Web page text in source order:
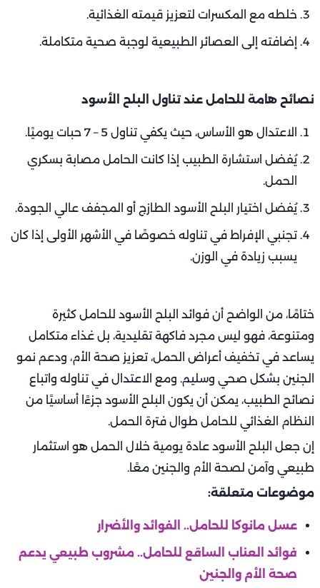
خلطه مع المكسرات لتعزيز قيمته الغذائية.
إضافته إلى العصائر الطبيعية لوجبة صحية متكاملة.
نصائح هامة للحامل عند تناول البلح الأسود
الاعتدال هو الأساس، حيث يكفي تناول 5 – 7 حبات يوميًا.
يُفضل استشارة الطبيب إذا كانت الحامل مصابة بسكري
الحمل.
يُفضل اختيار البلح الأسود الطازج أو المجفف عالي الجودة.
تجنبي الإفراط في تناوله خصوصًا في الأشهر الأولى إذا كان
يسبب زيادة في الوزن.
ختامًا، من الواضح أن فوائد البلح الأسود للحامل كثيرة
ومتنوعة، فهو ليس مجرد فاكهة تقليدية، بل غذاء متكامل
يساعد في تخفيف أعراض الحمل، تعزيز صحة الأم، ودعم نمو
الجنين بشكل صحي وسليم. ومع الاعتدال في تناوله واتباع
نصائح الطبيب، يمكن أن يكون البلح الأسود جزءًا أساسيًا من
النظام الغذائي للحامل طوال فترة الحمل.
إن جعل البلح الأسود عادة يومية خلال الحمل هو استثمار
طبيعي وآمن لصحة الأم والجنين معًا.
موضوعات متعلقة:
عسل مانوكا للحامل.. الفوائد والأضرار
فوائد العناب الساقع للحامل.. مشروب طبيعي يدعم
صحة الأم والجنين